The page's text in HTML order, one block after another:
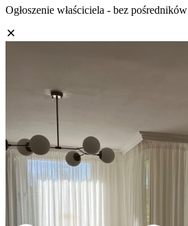
Ogłoszenie właściciela - bez pośredników